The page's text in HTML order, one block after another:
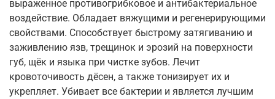
выраженное противогрибковое и антибактериальное
воздействие. Обладает вяжущими и регенерирующими
свойствами. Способствует быстрому затягиванию и
заживлению язв, трещинок и эрозий на поверхности
губ, щёк и языка при чистке зубов. Лечит
кровоточивость дёсен, а также тонизирует их и
укрепляет. Убивает все бактерии и является лучшим